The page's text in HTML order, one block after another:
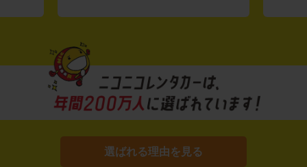
選ばれる理由を見る